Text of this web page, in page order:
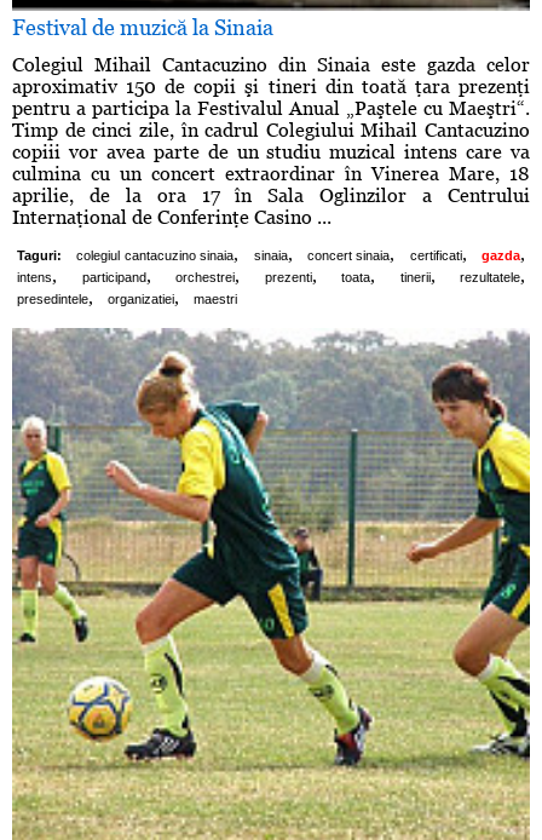
Festival de muzică la Sinaia
Colegiul Mihail Cantacuzino din Sinaia este gazda celor
aproximativ 150 de copii şi tineri din toată ţara prezenţi
pentru a participa la Festivalul Anual „Paştele cu Maeştri“.
Timp de cinci zile, în cadrul Colegiului Mihail Cantacuzino
copiii vor avea parte de un studiu muzical intens care va
culmina cu un concert extraordinar în Vinerea Mare, 18
aprilie, de la ora 17 în Sala Oglinzilor a Centrului
Internaţional de Conferinţe Casino ...
Taguri: colegiul cantacuzino sinaia, sinaia, concert sinaia, certificati, gazda,
intens, participand, orchestrei, prezenti, toata, tinerii, rezultatele,
presedintele, organizatiei, maestri